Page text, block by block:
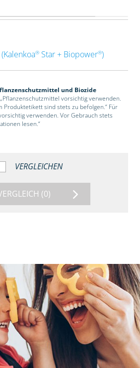
®Star + Biopower®)
und Biozide
vorsichtig verwenden.
Produktetikett sind stets zu befolgen.“ Für
verwenden. Vor Gebrauch stets
lesen.“
VERGLEICHEN
(0)